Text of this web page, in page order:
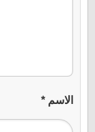
الاسم *